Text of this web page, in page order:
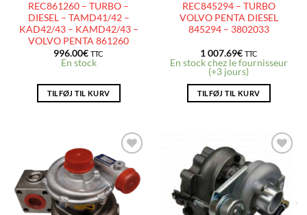
REC861260 – TURBO –
DIESEL – TAMD41/42 –
KAD42/43 – KAMD42/43 –
VOLVO PENTA 861260
996.00€ TTC
En stock
TILFØJ TIL KURV
REC845294 – TURBO
VOLVO PENTA DIESEL
845294 – 3802033
1 007.69€ TTC
En stock chez le fournisseur
(+3 jours)
TILFØJ TIL KURV
AJOUTER
À LA
LISTE
D’ENVIES
AJOUTER
À LA
LISTE
D’ENVIES